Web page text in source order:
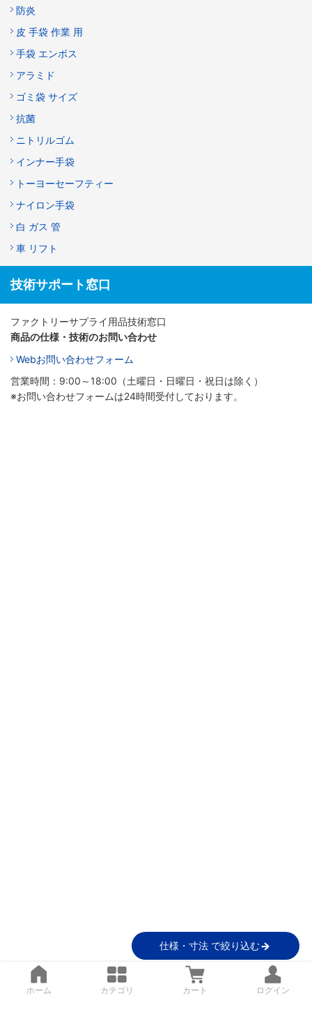
防炎
皮 手袋 作業 用
手袋 エンボス
アラミド
ゴミ袋 サイズ
抗菌
ニトリルゴム
インナー手袋
トーヨーセーフティー
ナイロン手袋
白 ガス 管
車 リフト
技術サポート窓口
ファクトリーサプライ用品技術窓口
商品の仕様・技術のお問い合わせ
Webお問い合わせフォーム
営業時間：9:00～18:00（土曜日・日曜日・祝日は除く）
※お問い合わせフォームは24時間受付しております。
仕様・寸法 で絞り込む
ホーム カテゴリ カート ログイン